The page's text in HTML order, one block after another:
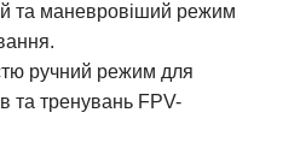
маневровіший режим
ручний режим для
та тренувань FPV-